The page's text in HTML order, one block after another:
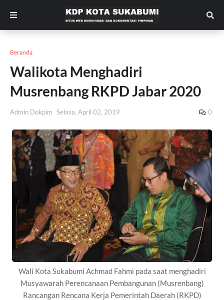
Beranda
Walikota Menghadiri
Musrenbang RKPD Jabar 2020
Admin Dokpim Selasa, April 02, 2019 0
Wali Kota Sukabumi Achmad Fahmi pada saat menghadiri
Musyawarah Perencanaan Pembangunan (Musrenbang)
Rancangan Rencana Kerja Pemerintah Daerah (RKPD)